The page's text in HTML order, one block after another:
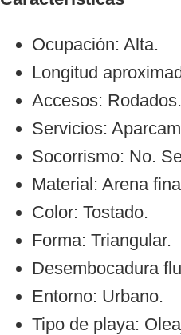
Ocupación: Alta.
Longitud
Accesos: Rodados.
Servicios:
Socorrismo: No.
Material: Arena
Color: Tostado.
Forma: Triangular.
Desembocadura
Entorno: Urbano.
Tipo de playa: